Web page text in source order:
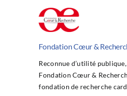
Fondation Cœur &
Reconnue d’utilité
Fondation Cœur &
fondation de recherche